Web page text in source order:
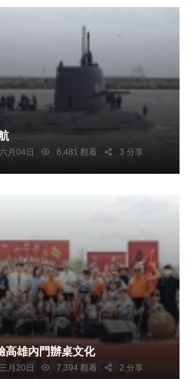
月04日 6,481 觀看 3 分享
高雄內門辦桌文化
月20日 7,394 觀看 2 分享